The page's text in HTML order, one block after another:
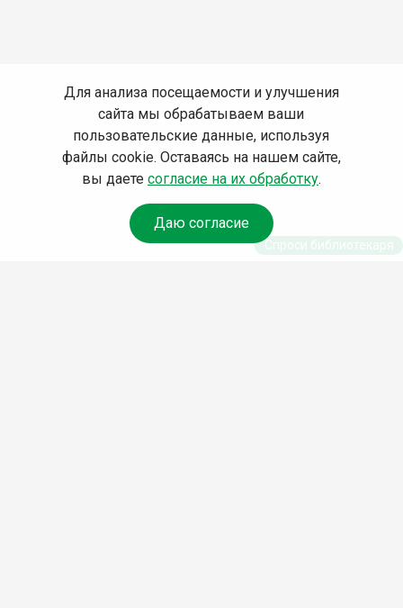
Для анализа посещаемости и улучшения
сайта мы обрабатываем ваши
пользовательские данные, используя
файлы cookie. Оставаясь на нашем сайте,
вы даете согласие на их обработку.
Даю согласие
Спроси библиотекаря